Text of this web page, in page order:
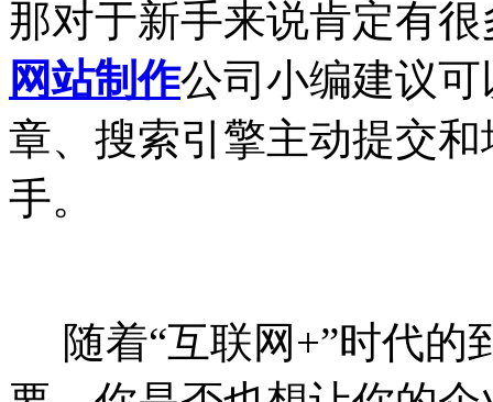
那对于新手来说肯定有
网站制作公司小编建议
章、搜索引擎主动提交
手。
随着“互联网+”时代的